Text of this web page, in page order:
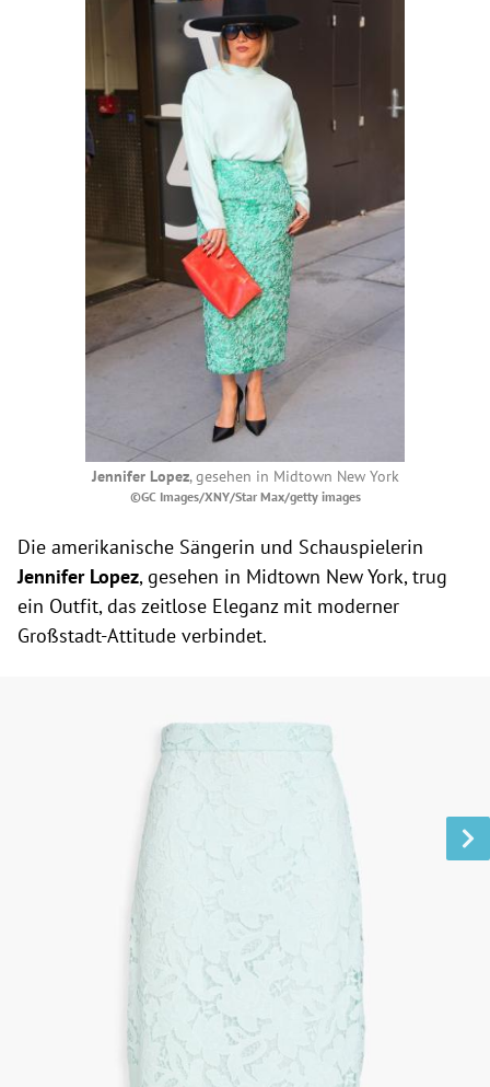
Jennifer Lopez, gesehen in Midtown New York
©GC Images/XNY/Star Max/getty images
Die amerikanische Sängerin und Schauspielerin
Jennifer Lopez, gesehen in Midtown New York, trug
ein Outfit, das zeitlose Eleganz mit moderner
Großstadt-Attitude verbindet.